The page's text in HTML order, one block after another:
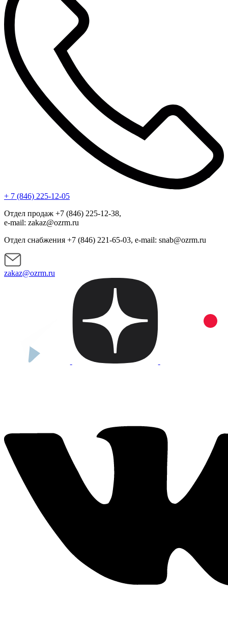
+ 7 (846) 225-12-05
Отдел продаж +7 (846) 225-12-38,
e-mail: zakaz@ozrm.ru
Отдел снабжения +7 (846) 221-65-03, e-mail: snab@ozrm.ru
zakaz@ozrm.ru